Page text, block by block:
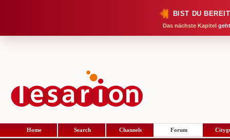
BIST DU
Das nächste Kapitel
Home Search Channels Forum